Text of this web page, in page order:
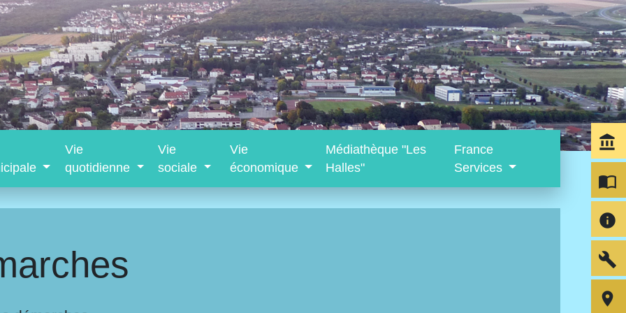
Vie
quotidienne
Vie
sociale
Vie
économique
Médiathèque "Les
Halles"
France
Services
account_balance
import_contacts
info
build
room